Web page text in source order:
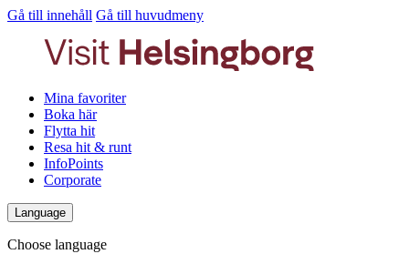
Gå till innehåll Gå till huvudmeny
Mina favoriter
Boka här
Flytta hit
Resa hit & runt
InfoPoints
Corporate
Language
Choose language